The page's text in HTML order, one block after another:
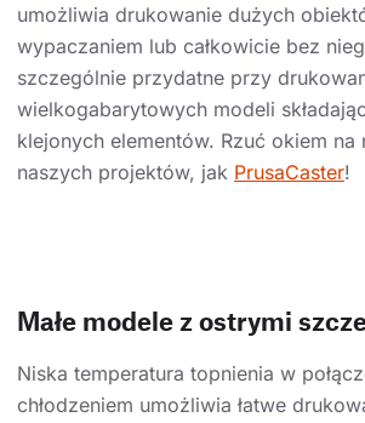
umożliwia drukowanie dużych
wypaczaniem lub całkowicie bez
szczególnie przydatne przy
wielkogabarytowych modeli
klejonych elementów. Rzuć okiem na
naszych projektów, jak PrusaCaster!
Małe modele z ostrymi
Niska temperatura topnienia w
chłodzeniem umożliwia łatwe